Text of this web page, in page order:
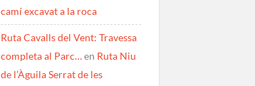
camí excavat a la roca
Ruta Cavalls del Vent: Travessa
completa al Parc…en Ruta Niu
de l’Àguila Serrat de les